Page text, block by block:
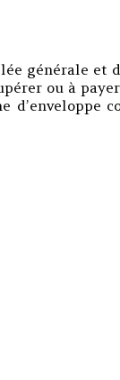
générale
ou à
d’enveloppe